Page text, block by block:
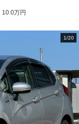
10.0万円
1/20